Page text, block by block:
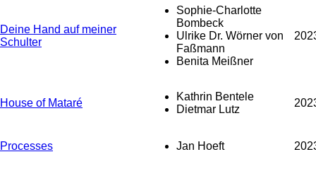
Deine Hand auf meiner
Schulter
Sophie-Charlotte
Bombeck
Ulrike Dr. Wörner von
Faßmann
Benita Meißner
House of Mataré
Kathrin Bentele
Dietmar Lutz
Processes Jan Hoeft